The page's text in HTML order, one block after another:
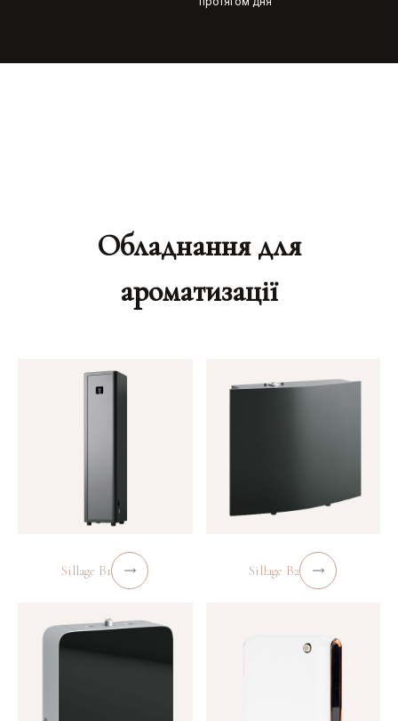
Обладнання для
ароматизації
Sillage B1 Sillage B2